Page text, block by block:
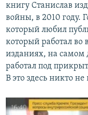
книгу Станислав
войны, в 2010 году.
который любил
который работал
изданиях, на самом
работал под
В это здесь никто не